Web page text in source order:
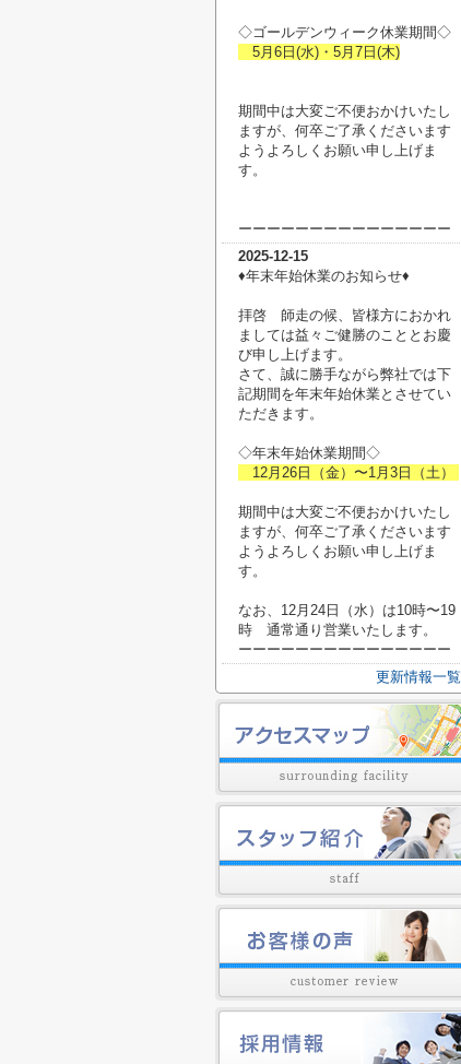
◇ゴールデンウィーク休業期間◇
5月6日(水)・5月7日(木)
期間中は大変ご不便おかけいたし
ますが、何卒ご了承くださいます
ようよろしくお願い申し上げま
す。
ーーーーーーーーーーーーーーー
2025-12-15
♦︎年末年始休業のお知らせ♦︎
拝啓 師走の候、皆様方におかれ
ましては益々ご健勝のこととお慶
び申し上げます。
さて、誠に勝手ながら弊社では下
記期間を年末年始休業とさせてい
ただきます。
◇年末年始休業期間◇
12月26日（金）〜1月3日（土）
期間中は大変ご不便おかけいたし
ますが、何卒ご了承くださいます
ようよろしくお願い申し上げま
す。
なお、12月24日（水）は10時〜19
時 通常通り営業いたします。
ーーーーーーーーーーーーーーー
更新情報一覧